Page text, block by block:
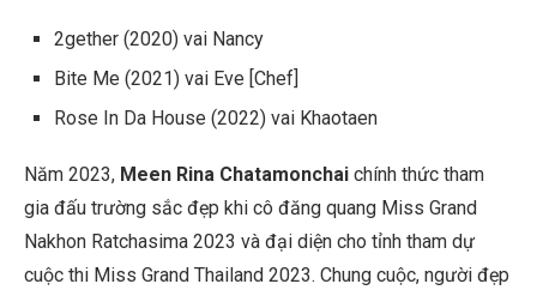
2gether (2020) vai Nancy
Bite Me (2021) vai Eve [Chef]
Rose In Da House (2022) vai Khaotaen
Năm 2023, Meen Rina Chatamonchai chính thức tham
gia đấu trường sắc đẹp khi cô đăng quang Miss Grand
Nakhon Ratchasima 2023 và đại diện cho tỉnh tham dự
cuộc thi Miss Grand Thailand 2023. Chung cuộc, người đẹp